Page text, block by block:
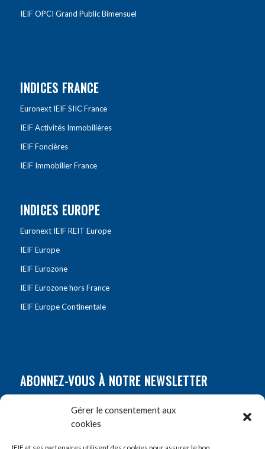
Gérer le consentement aux
cookies
IEIF OPCI Grand Public Bimensuel
INDICES FRANCE
Euronext IEIF SIIC France
IEIF Activités Immobilières
IEIF Foncières
IEIF Immobilier France
INDICES EUROPE
Euronext IEIF REIT Europe
IEIF Europe
IEIF Eurozone
IEIF Eurozone hors France
IEIF Europe Continentale
ABONNEZ-VOUS À NOTRE NEWSLETTER
Prénom*